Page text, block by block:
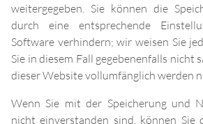
weitergegeben. Sie können die
durch eine entsprechende
Software verhindern; wir weisen Sie
Sie in diesem Fall gegebenenfalls nicht
dieser Website vollumfänglich werden
Wenn Sie mit der Speicherung und
nicht einverstanden sind, können Sie